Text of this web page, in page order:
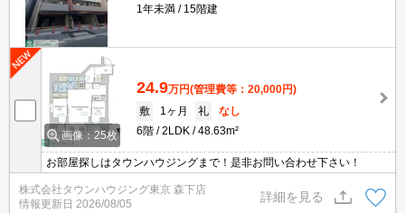
1年未満
15階建
画像：25枚
24.9万円(管理費等：20,000円)
敷
1ヶ月 礼
なし
6階
2LDK 48.63m²
お部屋探しはタウンハウジングまで！是非お問い合わせ下さい！
株式会社タウンハウジング東京 森下店
情報更新日 2026/08/05
詳細を見る